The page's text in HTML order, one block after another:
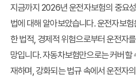
지금까지 2026년 운전자보험의 중요
법에 대해 알아보았습니다. 운전자보
한 법적, 경제적 위험으로부터 운전자
망입니다. 자동차보험만으로는 커버할
재하며, 강화되는 법규 속에서 운전자